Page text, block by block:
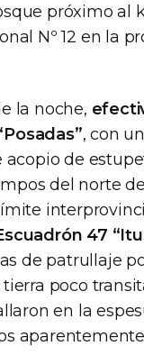
próximo al
Nº 12 en la
la noche,
, con
acopio de
del norte
47
de patrullaje
poco
en la
aparentemente